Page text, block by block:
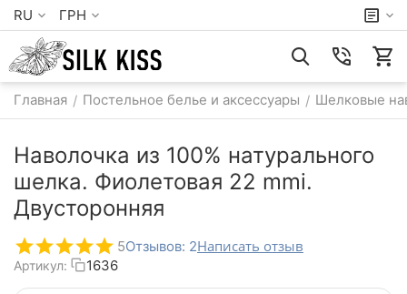
RU ГРН
Главная / Постельное белье и аксессуары / Шелковые
Наволочка из 100% натурального
шелка. Фиолетовая 22 mmi.
Двусторонняя
5Отзывов: 2Написать отзыв
Артикул: 1636